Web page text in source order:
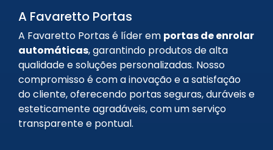
A Favaretto Portas
A Favaretto Portas é líder em portas de enrolar
automáticas, garantindo produtos de alta
qualidade e soluções personalizadas. Nosso
compromisso é com a inovação e a satisfação
do cliente, oferecendo portas seguras, duráveis e
esteticamente agradáveis, com um serviço
transparente e pontual.